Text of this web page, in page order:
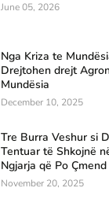
June 05, 2026
Nga Kriza te
Drejtohen drejt
Mundësia
December 10, 2025
Tre Burra Veshur si
Tentuar të Shkojnë
Ngjarja që Po
November 20, 2025